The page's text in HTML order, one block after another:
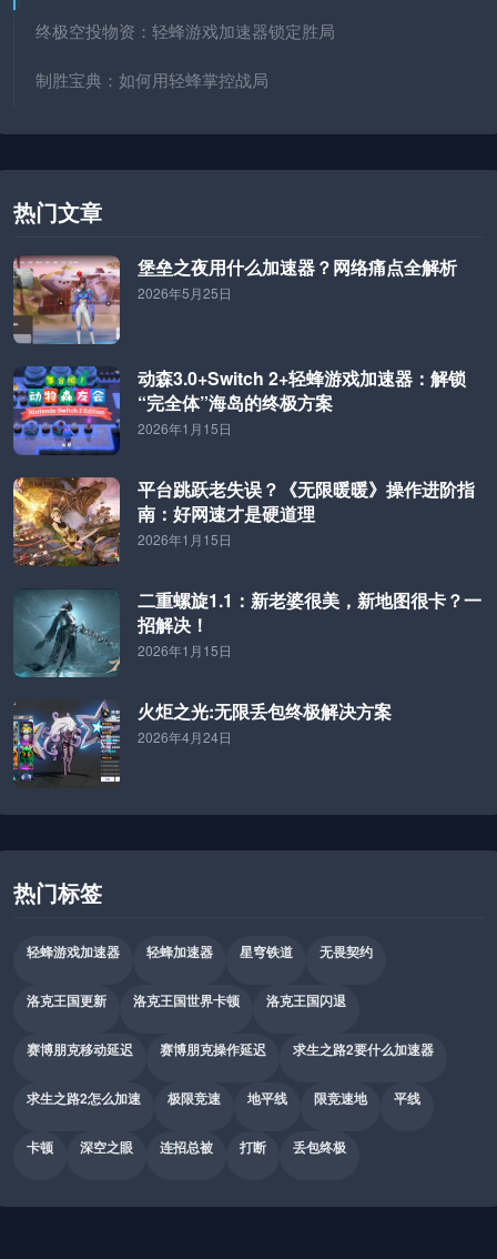
终极空投物资：轻蜂游戏加速器锁定胜局
制胜宝典：如何用轻蜂掌控战局
热门文章
堡垒之夜用什么加速器？网络痛点全解析
2026年5月25日
动森3.0+Switch 2+轻蜂游戏加速器：解锁
“完全体”海岛的终极方案
2026年1月15日
平台跳跃老失误？《无限暖暖》操作进阶指
南：好网速才是硬道理
2026年1月15日
二重螺旋1.1：新老婆很美，新地图很卡？一
招解决！
2026年1月15日
火炬之光:无限丢包终极解决方案
2026年4月24日
热门标签
轻蜂游戏加速器 轻蜂加速器 星穹铁道 无畏契约
洛克王国更新 洛克王国世界卡顿 洛克王国闪退
赛博朋克移动延迟 赛博朋克操作延迟 求生之路2要什么加速器
求生之路2怎么加速 极限竞速 地平线 限竞速地 平线
卡顿 深空之眼 连招总被 打断 丢包终极